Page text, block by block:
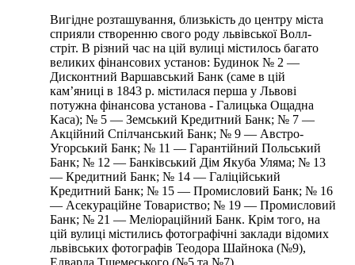
Вигідне розташування, близькість до центру міста
сприяли створенню свого роду львівської Волл-
стріт. В різний час на цій вулиці містилось багато
великих фінансових установ: Будинок № 2 —
Дисконтний Варшавський Банк (саме в цій
кам’яниці в 1843 р. містилася перша у Львові
потужна фінансова установа - Галицька Ощадна
Каса); № 5 — Земський Кредитний Банк; № 7 —
Акційний Спілчанський Банк; № 9 — Австро-
Угорський Банк; № 11 — Гарантійний Польський
Банк; № 12 — Банківський Дім Якуба Уляма; № 13
— Кредитний Банк; № 14 — Галіційський
Кредитний Банк; № 15 — Промисловий Банк; № 16
— Асекураційне Товариство; № 19 — Промисловий
Банк; № 21 — Меліораційний Банк. Крім того, на
цій вулиці містились фотографічні заклади відомих
львівських фотографів Теодора Шайнока (№9),
Едварда Тшемеського (№5 та №7).